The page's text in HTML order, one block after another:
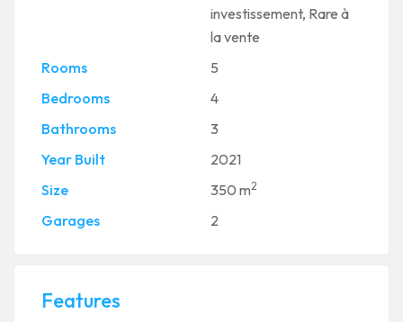
investissement, Rare à
la vente
Rooms
5
Bedrooms
4
Bathrooms
3
Year Built
2021
Size
350 m2
Garages 2
Features